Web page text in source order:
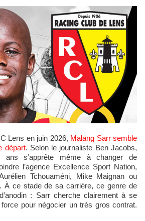
Lens en juin 2026, Malang Sarr semble
départ. Selon le journaliste Ben Jacobs,
s’apprête même à changer de
l’agence Excellence Sport Nation,
Tchouaméni, Mike Maignan ou
À ce stade de sa carrière, ce genre de
: Sarr cherche clairement à se
pour négocier un très gros contrat.